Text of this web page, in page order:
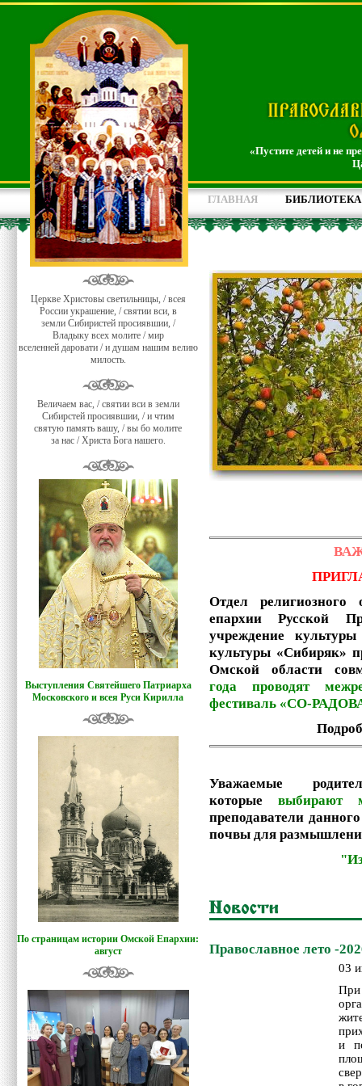
«Пустите детей и не
ГЛАВНАЯ БИБЛИОТЕКА
Церкве Христовы светильницы, / всея
России украшение, / святии вси, в
земли Сибиристей просиявшии, /
Владыку всех молите / мир
вселенней даровати / и душам нашим велию
милость.
Величаем вас, / святии вси в земли
Сибирстей просиявшии, / и чтим
святую память вашу, / вы бо молите
за нас / Христа Бога нашего.
Выступления Святейшего Патриарха
Московского и всея Руси Кирилла
По страницам истории Омской Епархии:
август
Отдел религиозного
епархии Русской
учреждение
культуры «Сибиряк»
Омской области
года проводят
фестиваль «СО-
Уважаемые
которые выбирают
преподаватели
почвы для
Православное лето -
03
При
и